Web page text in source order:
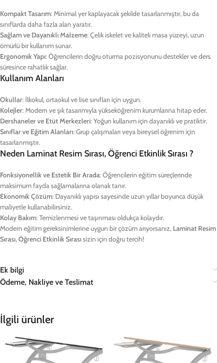
Kompakt Tasarım: Minimal yer kaplayacak şekilde tasarlanmıştır, bu da
sınıflarda daha fazla alan yaratır.
Sağlam ve Dayanıklı Malzeme: Çelik iskelet ve kaliteli masa yüzeyi, uzun
ömürlü bir kullanım sunar.
Ergonomik Yapı: Öğrencilerin doğru oturma pozisyonunu destekler ve ders
süresince rahatlık sağlar.
Kullanım Alanları
Okullar: İlkokul, ortaokul ve lise sınıfları için uygun.
Kolejler: Modern ve şık tasarımıyla yükseköğrenim kurumlarına hitap eder.
Dershaneler ve Etüt Merkezleri: Yoğun kullanım için dayanıklı ve pratiktir.
Sınıflar ve Eğitim Alanları: Grup çalışmaları veya bireysel öğrenim için
tasarlanmıştır.
Neden Laminat Resim Sırası, Öğrenci Etkinlik Sırası ?
Fonksiyonellik ve Estetik Bir Arada: Öğrencilerin eğitim süreçlerinde
maksimum fayda sağlamalarına olanak tanır.
Ekonomik Çözüm: Dayanıklı yapısı sayesinde uzun yıllar boyunca düşük
maliyetle kullanabilirsiniz.
Kolay Bakım: Temizlenmesi ve taşınması oldukça kolaydır.
Modern eğitim gereksinimlerine uygun bir çözüm arıyorsanız, Laminat Resim
Sırası, Öğrenci Etkinlik Sırasısizin için doğru tercih!
Ek bilgi
Ödeme, Nakliye ve Teslimat
İlgili ürünler